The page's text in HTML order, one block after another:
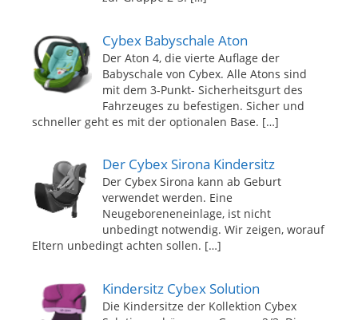
Cybex Babyschale Aton
Der Aton 4, die vierte Auflage der
Babyschale von Cybex. Alle Atons sind
mit dem 3-Punkt- Sicherheitsgurt des
Fahrzeuges zu befestigen. Sicher und
schneller geht es mit der optionalen Base. […]
Der Cybex Sirona Kindersitz
Der Cybex Sirona kann ab Geburt
verwendet werden. Eine
Neugeboreneneinlage, ist nicht
unbedingt notwendig. Wir zeigen, worauf
Eltern unbedingt achten sollen. […]
Kindersitz Cybex Solution
Die Kindersitze der Kollektion Cybex